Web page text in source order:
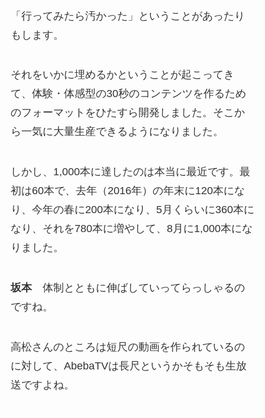
「行ってみたら汚かった」ということがあったり
もします。
それをいかに埋めるかということが起こってき
て、体験・体感型の30秒のコンテンツを作るため
のフォーマットをひたすら開発しました。そこか
ら一気に大量生産できるようになりました。
しかし、1,000本に達したのは本当に最近です。最
初は60本で、去年（2016年）の年末に120本にな
り、今年の春に200本になり、5月くらいに360本に
なり、それを780本に増やして、8月に1,000本にな
りました。
坂本体制とともに伸ばしていってらっしゃるの
ですね。
高松さんのところは短尺の動画を作られているの
に対して、AbebaTVは長尺というかそもそも生放
送ですよね。